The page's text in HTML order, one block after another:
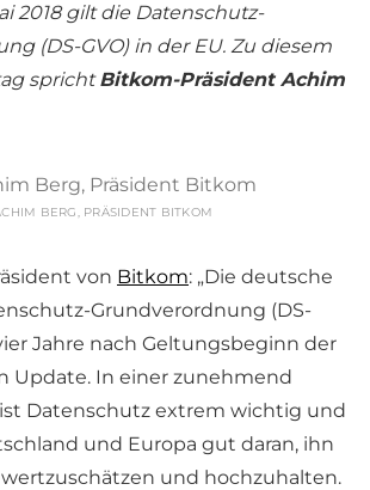
2018 gilt die Datenschutz-
(DS-GVO) in der EU. Zu diesem
sprichtBitkom-Präsident Achim
BERG, PRÄSIDENT BITKOM
von Bitkom: „Die deutsche
Grundverordnung (DS-
Jahre nach Geltungsbeginn der
Update. In einer zunehmend
Datenschutz extrem wichtig und
und Europa gut daran, ihn
und hochzuhalten.